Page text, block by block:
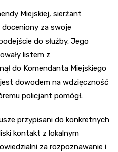
Miejskiej, sierżant
za swoje
do służby. Jego
listem z
do Komendanta Miejskiego
dowodem na wdzięczność
policjant pomógł.
przypisani do konkretnych
kontakt z lokalnym
za rozpoznawanie i